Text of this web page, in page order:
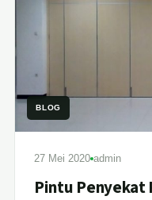
BLOG
27 Mei 2020 admin
Pintu Penyekat